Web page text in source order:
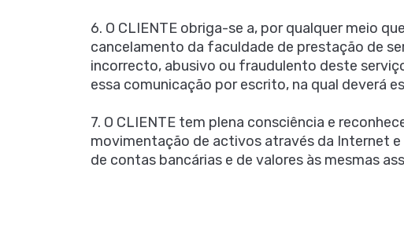
6. O CLIENTE obriga-se a, por qualquer meio
cancelamento da faculdade de prestação de
incorrecto, abusivo ou fraudulento deste
essa comunicação por escrito, na qual deverá
7. O CLIENTE tem plena consciência e
movimentação de activos através da Internet
de contas bancárias e de valores às mesmas